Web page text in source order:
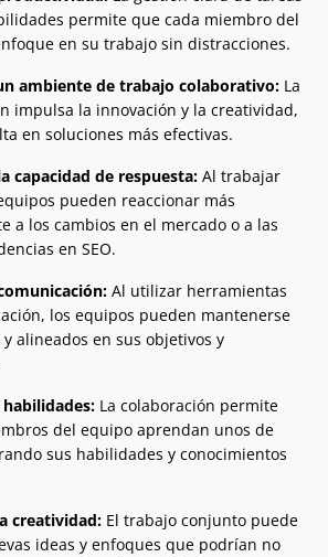
permite que cada miembro del
en su trabajo sin distracciones.
ambiente de trabajo colaborativo: La
impulsa la innovación y la creatividad,
en soluciones más efectivas.
capacidad de respuesta: Al trabajar
pueden reaccionar más
a los cambios en el mercado o a las
en SEO.
Al utilizar herramientas
los equipos pueden mantenerse
alineados en sus objetivos y
La colaboración permite
del equipo aprendan unos de
sus habilidades y conocimientos
creatividad: El trabajo conjunto puede
ideas y enfoques que podrían no